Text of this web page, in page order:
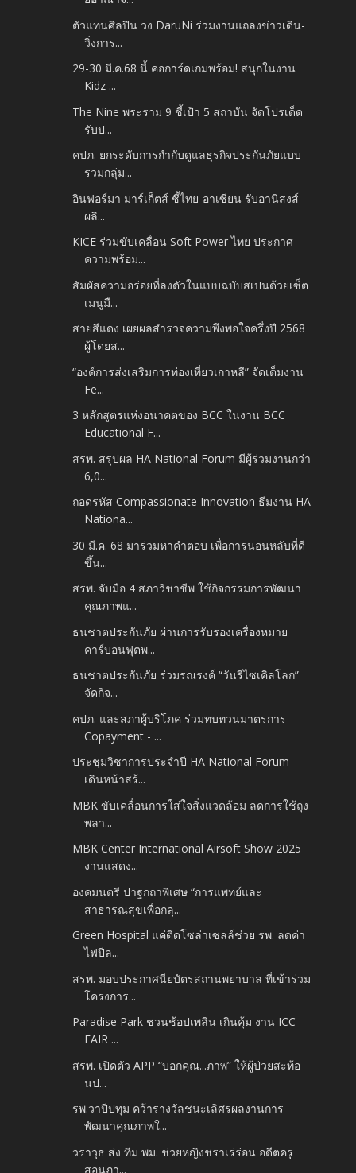
ตัวแทนศิลปิน วง DaruNi ร่วมงานแถลงข่าวเดิน-
วิ่งการ...
29-30 มี.ค.68 นี้ คอการ์ดเกมพร้อม! สนุกในงาน
Kidz ...
The Nine พระราม 9 ชี้เป้า 5 สถาบัน จัดโปรเด็ด
รับป...
คปภ. ยกระดับการกำกับดูแลธุรกิจประกันภัยแบบ
รวมกลุ่ม...
อินฟอร์มา มาร์เก็ตส์ ชี้ไทย-อาเซียน รับอานิสงส์
ผลิ...
KICE ร่วมขับเคลื่อน Soft Power ไทย ประกาศ
ความพร้อม...
สัมผัสความอร่อยที่ลงตัวในแบบฉบับสเปนด้วยเซ็ต
เมนูมื...
สายสีแดง เผยผลสำรวจความพึงพอใจครึ่งปี 2568
ผู้โดยส...
“องค์การส่งเสริมการท่องเที่ยวเกาหลี” จัดเต็มงาน
Fe...
3 หลักสูตรแห่งอนาคตของ BCC ในงาน BCC
Educational F...
สรพ. สรุปผล HA National Forum มีผู้ร่วมงานกว่า
6,0...
ถอดรหัส Compassionate Innovation ธีมงาน HA
Nationa...
30 มี.ค. 68 มาร่วมหาคำตอบ เพื่อการนอนหลับที่ดี
ขึ้น...
สรพ. จับมือ 4 สภาวิชาชีพ ใช้กิจกรรมการพัฒนา
คุณภาพแ...
ธนชาตประกันภัย ผ่านการรับรองเครื่องหมาย
คาร์บอนฟุตพ...
ธนชาตประกันภัย ร่วมรณรงค์ “วันรีไซเคิลโลก”
จัดกิจ...
คปภ. และสภาผู้บริโภค ร่วมทบทวนมาตรการ
Copayment - ...
ประชุมวิชาการประจำปี HA National Forum
เดินหน้าสร้...
MBK ขับเคลื่อนการใส่ใจสิ่งแวดล้อม ลดการใช้ถุง
พลา...
MBK Center International Airsoft Show 2025
งานแสดง...
องคมนตรี ปาฐกถาพิเศษ “การแพทย์และ
สาธารณสุขเพื่อกลุ...
Green Hospital แค่ติดโซล่าเซลล์ช่วย รพ. ลดค่า
ไฟปีล...
สรพ. มอบประกาศนียบัตรสถานพยาบาล ที่เข้าร่วม
โครงการ...
Paradise Park ชวนช้อปเพลิน เกินคุ้ม งาน ICC
FAIR ...
สรพ. เปิดตัว APP “บอกคุณ...ภาพ” ให้ผู้ป่วยสะท้อ
นป...
รพ.วาปีปทุม คว้ารางวัลชนะเลิศรผลงานการ
พัฒนาคุณภาพใ...
วราวุธ ส่ง ทีม พม. ช่วยหญิงชราเร่ร่อน อดีตครู
สอนภา...